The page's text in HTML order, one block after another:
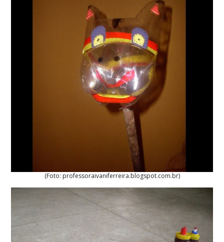
(Foto: professoraivaniferreira.blogspot.com.br)